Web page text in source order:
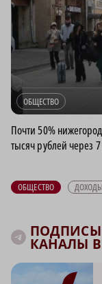
ОБЩЕСТВО
Почти 50%
тысяч рублей через 7
ОБЩЕСТВО ДОХОДЫ
КАНАЛЫ В